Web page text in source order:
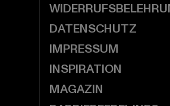
DATENSCHUTZ
IMPRESSUM
INSPIRATION
MAGAZIN